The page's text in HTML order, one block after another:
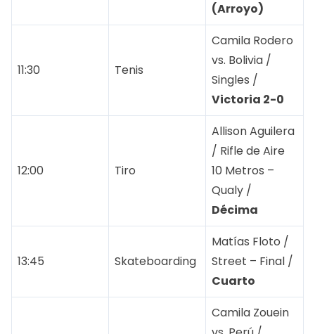
(Arroyo)
11:30 Tenis
Camila Rodero
vs. Bolivia /
Singles /
Victoria 2-0
12:00 Tiro
Allison Aguilera
/ Rifle de Aire
10 Metros –
Qualy /
Décima
13:45 Skateboarding
Matías Floto /
Street – Final /
Cuarto
Camila Zouein